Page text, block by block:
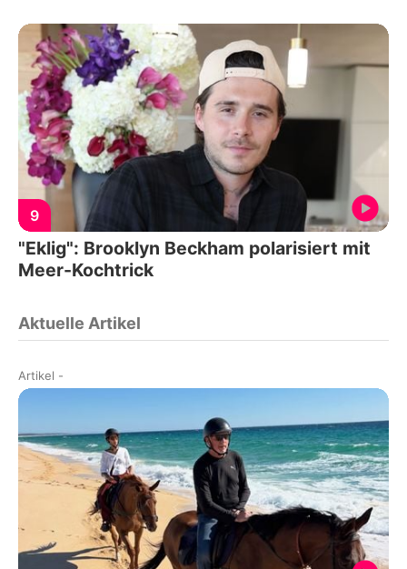
9
"Eklig": Brooklyn Beckham polarisiert mit
Meer-Kochtrick
Aktuelle Artikel
Artikel -